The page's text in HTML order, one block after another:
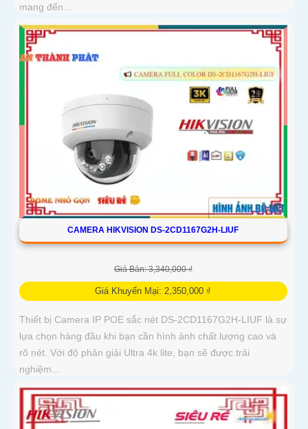
mang đến...
CAMERA HIKVISION DS-2CD1167G2H-LIUF
Giá Bán: 3,340,000 ₫
Giá Khuyến Mại: 2,350,000 ₫
Thiết bị Camera IP POE sắc nét DS-2CD1167G2H-LIUF là sự
lựa chọn hàng đầu khi bạn cần hình ảnh chất lượng cao và
rõ nét. Với độ phân giải Ultra 4k lite, bạn sẽ được trải
nghiệm...